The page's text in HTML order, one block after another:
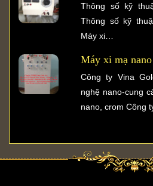
Thông số kỹ
Thông số kỹ
Máy xi…
Máy xi mạ
Công ty Vina
nghệ nano-cung
nano, crom Công